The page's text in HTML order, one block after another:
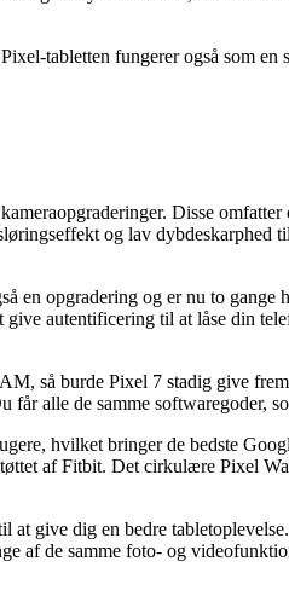
tabletten fungerer også som en
Disse
og lav dybdeskarphed
en opgradering og er nu to gange
give autentificering til at låse din
så burde Pixel 7 stadig give
alle de samme softwaregoder,
hvilket bringer de bedste
af Fitbit. Det cirkulære Pixel
give dig en bedre
af de samme foto- og